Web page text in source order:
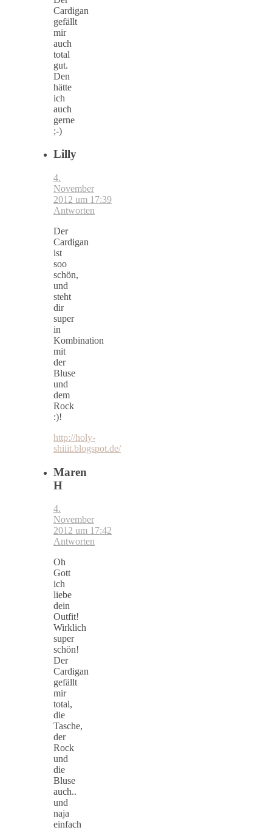
Cardigan
gefällt
mir
auch
total
gut.
Den
hätte
ich
auch
gerne
;-)
Lilly
4.
November
2012 um 17:39
Antworten
Der
Cardigan
ist
soo
schön,
und
steht
dir
super
in
Kombination
mit
der
Bluse
und
dem
Rock
:)!
http://holy-
shiiit.blogspot.de/
Maren
H
4.
November
2012 um 17:42
Antworten
Oh
Gott
ich
liebe
dein
Outfit!
Wirklich
super
schön!
Der
Cardigan
gefällt
mir
total,
die
Tasche,
der
Rock
und
die
Bluse
auch..
und
naja
einfach